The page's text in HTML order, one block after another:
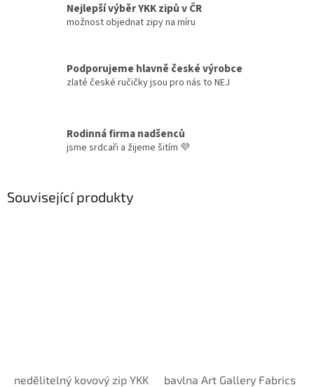
Nejlepší výběr YKK zipů v ČR
možnost objednat zipy na míru
Podporujeme hlavně české výrobce
zlaté české ručičky jsou pro nás to NEJ
Rodinná firma nadšenců
jsme srdcaři a žijeme šitím 💜
Související produkty
nedělitelný kovový zip YKK
bavlna Art Gallery Fabrics